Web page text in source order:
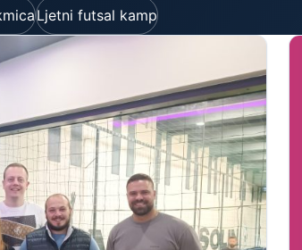
Ljetni futsal kamp